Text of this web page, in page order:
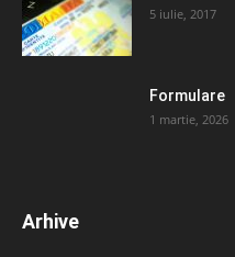
5 iulie, 2017
Formulare
1 martie, 2026
Arhive